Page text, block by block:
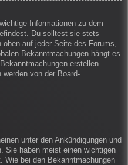
Informationen zu dem
Du solltest sie stets
oben auf jeder Seite des Forums,
Bekanntmachungen hängt es
erstellen
von der Board-
unter den Ankündigungen und
Sie haben meist einen wichtigen
Wie bei den Bekanntmachungen